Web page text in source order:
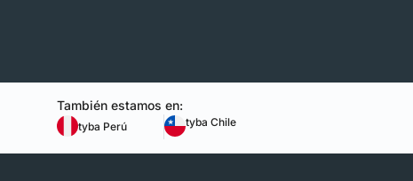
También estamos en:
tyba Perú tyba Chile